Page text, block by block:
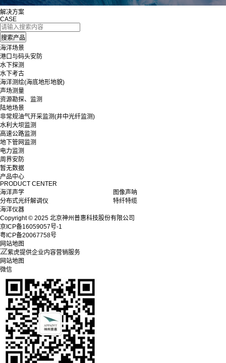
解决方案
CASE
海洋场景
港口与码头安防
水下探测
水下考古
海洋测绘(海底地形地貌)
声场测量
资源勘探、监测
陆地场景
非常规油气开采监测(井中光纤监测)
水利大坝监测
高速公路监测
地下管网监测
电力监测
周界安防
暂无数据
产品中心
PRODUCT CENTER
海洋声学
图像声呐
分布式光纤解调仪
特纤特缆
海洋仪器
Copyright © 2025 北京神州普惠科技股份有限公司
京ICP备16059057号-1
粤ICP备20067758号
网站地图
紫虎提供企业内容营销服务
网站地图
微信